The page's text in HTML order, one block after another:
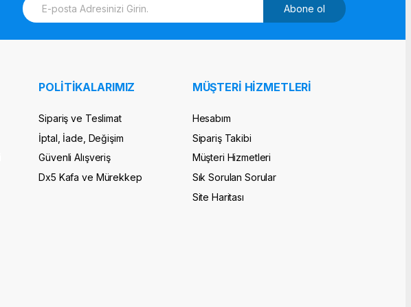
m
Abone ol
POLİTİKALARIMIZ
Sipariş ve Teslimat
İptal, İade, Değişim
Güvenli Alışveriş
Dx5 Kafa ve Mürekkep
MÜŞTERİ HİZMETLERİ
Hesabım
Sipariş Takibi
Müşteri Hizmetleri
Sık Sorulan Sorular
Site Haritası